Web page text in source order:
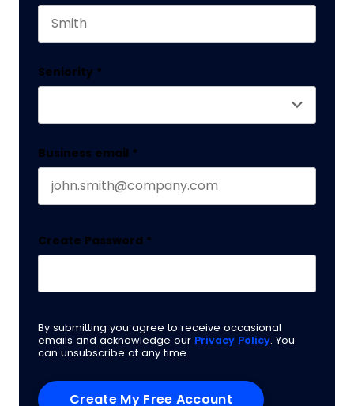
Seniority *
Business email *
Create Password *
By submitting you agree to receive occasional
emails and acknowledge our Privacy Policy. You
can unsubscribe at any time.